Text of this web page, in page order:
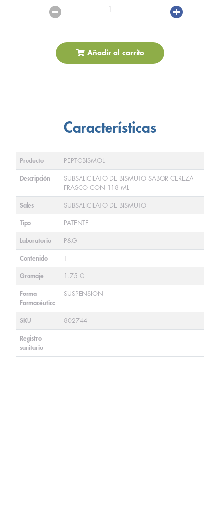
1
Añadir al carrito
Características
Producto PEPTOBISMOL
Descripción
SUBSALICILATO DE BISMUTO SABOR CEREZA
FRASCO CON 118 ML
Sales SUBSALICILATO DE BISMUTO
Tipo PATENTE
Laboratorio P&G
Contenido 1
Gramaje 1.75 G
Forma
Farmacéutica
SUSPENSION
SKU 802744
Registro
sanitario